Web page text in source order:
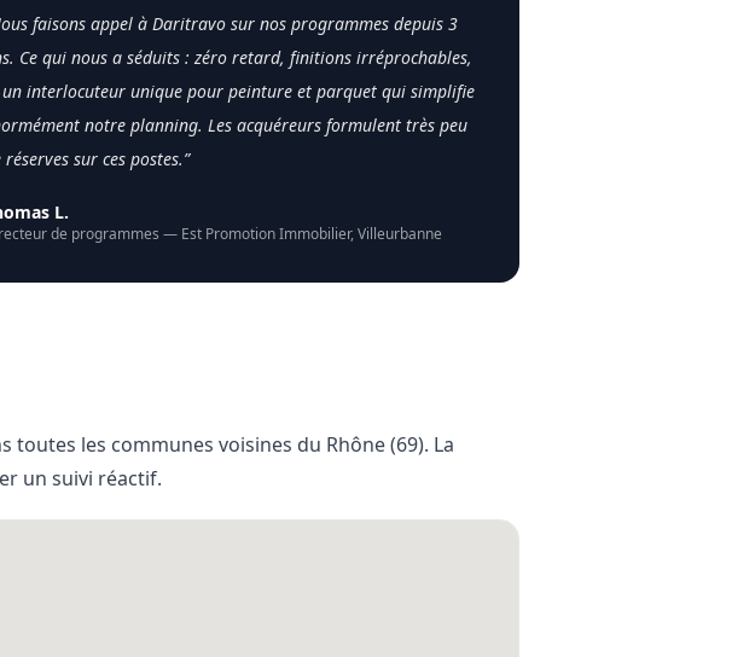
faisons appel à Daritravo sur nos programmes depuis 3
Ce qui nous a séduits : zéro retard, finitions irréprochables,
interlocuteur unique pour peinture et parquet qui simplifie
notre planning. Les acquéreurs formulent très peu
réserves sur ces postes.”
L.
de programmes — Est Promotion Immobilier,Villeurbanne
toutes les communes voisines du Rhône (69). La
un suivi réactif.